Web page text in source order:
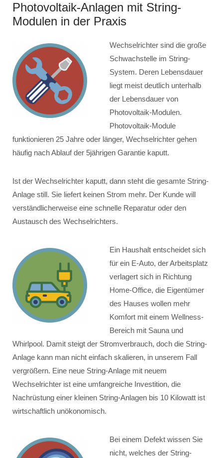
Photovoltaik-Anlagen mit String-
Modulen in der Praxis
Wechselrichter sind die große
Schwachstelle im String-
System. Deren Lebensdauer
liegt meist deutlich unterhalb
der Lebensdauer von
Photovoltaik-Modulen.
Photovoltaik-Module
funktionieren 25 Jahre oder länger, Wechselrichter gehen
häufig nach Ablauf der 5jährigen Garantie kaputt.
Ist der Wechselrichter kaputt, dann steht die gesamte String-
Anlage still. Sie liefert keinen Strom mehr. Der Kunde will
verständlicherweise eine schnelle Reparatur oder den
Austausch des Wechselrichters.
Ein Haushalt entscheidet sich
für ein E-Auto, der Arbeitsplatz
verlagert sich in Richtung
Home-Office, die Eigentümer
des Hauses wollen mehr
Komfort mit einem Wellness-
Bereich mit Sauna und
Whirlpool. Damit steigt der Stromverbrauch, doch die String-
Anlage kann man nicht einfach skalieren, in unserem Fall
vergrößern. Eine neue String-Anlage mit neuem
Wechselrichter ist eine umfangreiche Investition, die
Nachrüstung einer kleinen String-Anlagen bis 10 Kilowatt ist
wirtschaftlich unökonomisch.
Bei einem Defekt wissen Sie
nicht, welches der String-